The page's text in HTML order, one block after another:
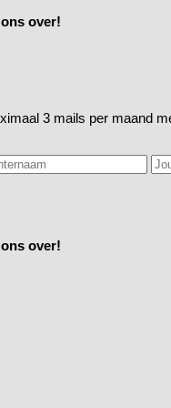
over!
3 mails per maand
over!